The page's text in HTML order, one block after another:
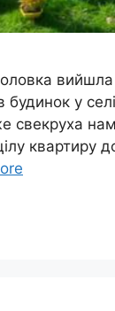
у
свекруха
квартиру